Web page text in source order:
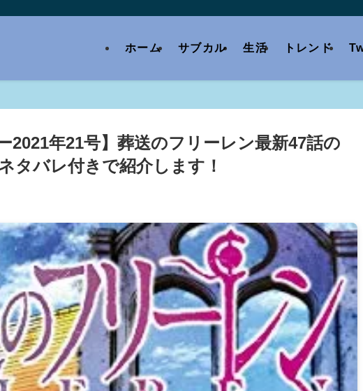
ホーム サブカル 生活 トレンド
2021年21号】葬送のフリーレン最新47話の
タバレ付きで紹介します！